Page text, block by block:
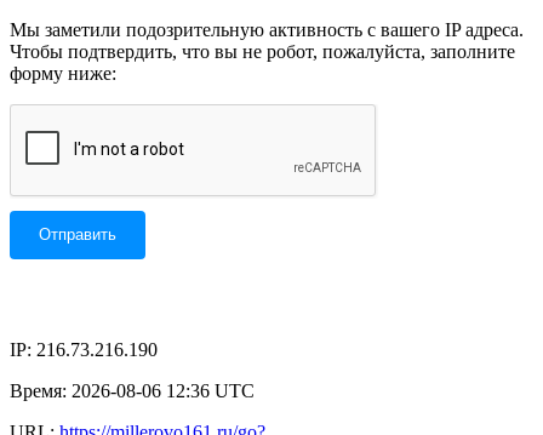
Мы заметили подозрительную активность с вашего IP адреса.
Чтобы подтвердить, что вы не робот, пожалуйста, заполните
форму ниже:
IP: 216.73.216.190
Время: 2026-08-06 12:36 UTC